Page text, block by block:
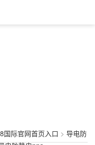
国际官网首页入口 > 导电防